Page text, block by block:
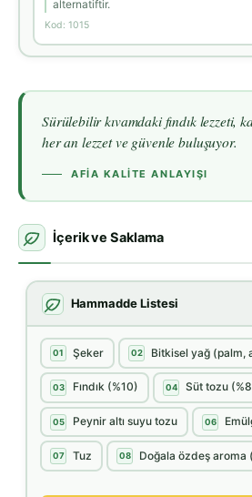
alternatiftir.
Kod: 1015
Sürülebilir kıvamdaki fındık lezzeti,
her an lezzet ve güvenle buluşuyor.
AFIA KALITE ANLAYIŞI
İçerik ve Saklama
Hammadde Listesi
01 Şeker 02 Bitkisel yağ (palm,
03 Fındık (%10) 04 Süt tozu
05 Peynir altı suyu tozu 06
07 Tuz 08 Doğala özdeş aroma